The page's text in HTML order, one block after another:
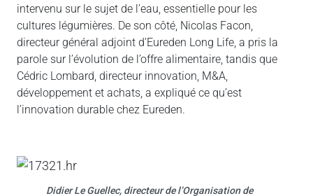
intervenu sur le sujet de l’eau, essentielle pour les
cultures légumières. De son côté, Nicolas Facon,
directeur général adjoint d’Eureden Long Life, a pris la
parole sur l’évolution de l’offre alimentaire, tandis que
Cédric Lombard, directeur innovation, M&A,
développement et achats, a expliqué ce qu’est
l’innovation durable chez Eureden.
Didier Le Guellec, directeur de l’Organisation de